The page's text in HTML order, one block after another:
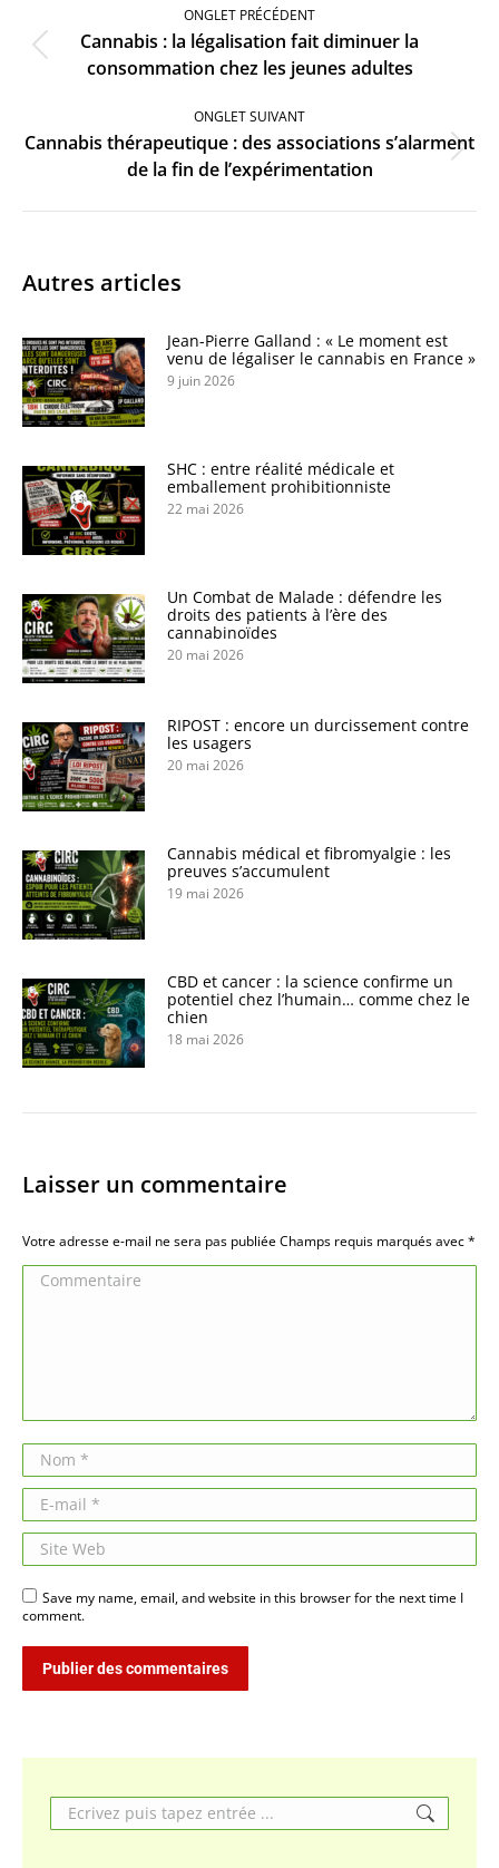
ONGLET PRÉCÉDENT
Onglet
précédent
Cannabis : la légalisation fait diminuer la
consommation chez les jeunes adultes
ONGLET SUIVANT
Onglet
suivant
Cannabis thérapeutique : des associations s’alarment
de la fin de l’expérimentation
Autres articles
Jean-Pierre Galland : « Le moment est
venu de légaliser le cannabis en France »
9 juin 2026
SHC : entre réalité médicale et
emballement prohibitionniste
22 mai 2026
Un Combat de Malade : défendre les
droits des patients à l’ère des
cannabinoïdes
20 mai 2026
RIPOST : encore un durcissement contre
les usagers
20 mai 2026
Cannabis médical et fibromyalgie : les
preuves s’accumulent
19 mai 2026
CBD et cancer : la science confirme un
potentiel chez l’humain… comme chez le
chien
18 mai 2026
Laisser un commentaire
Votre adresse e-mail ne sera pas publiée Champs requis marqués avec*
Commentaire
Nom *
E-mail *
Site Web
Save my name, email, and website in this browser for the next time I
comment.
Publier des commentaires
Search: